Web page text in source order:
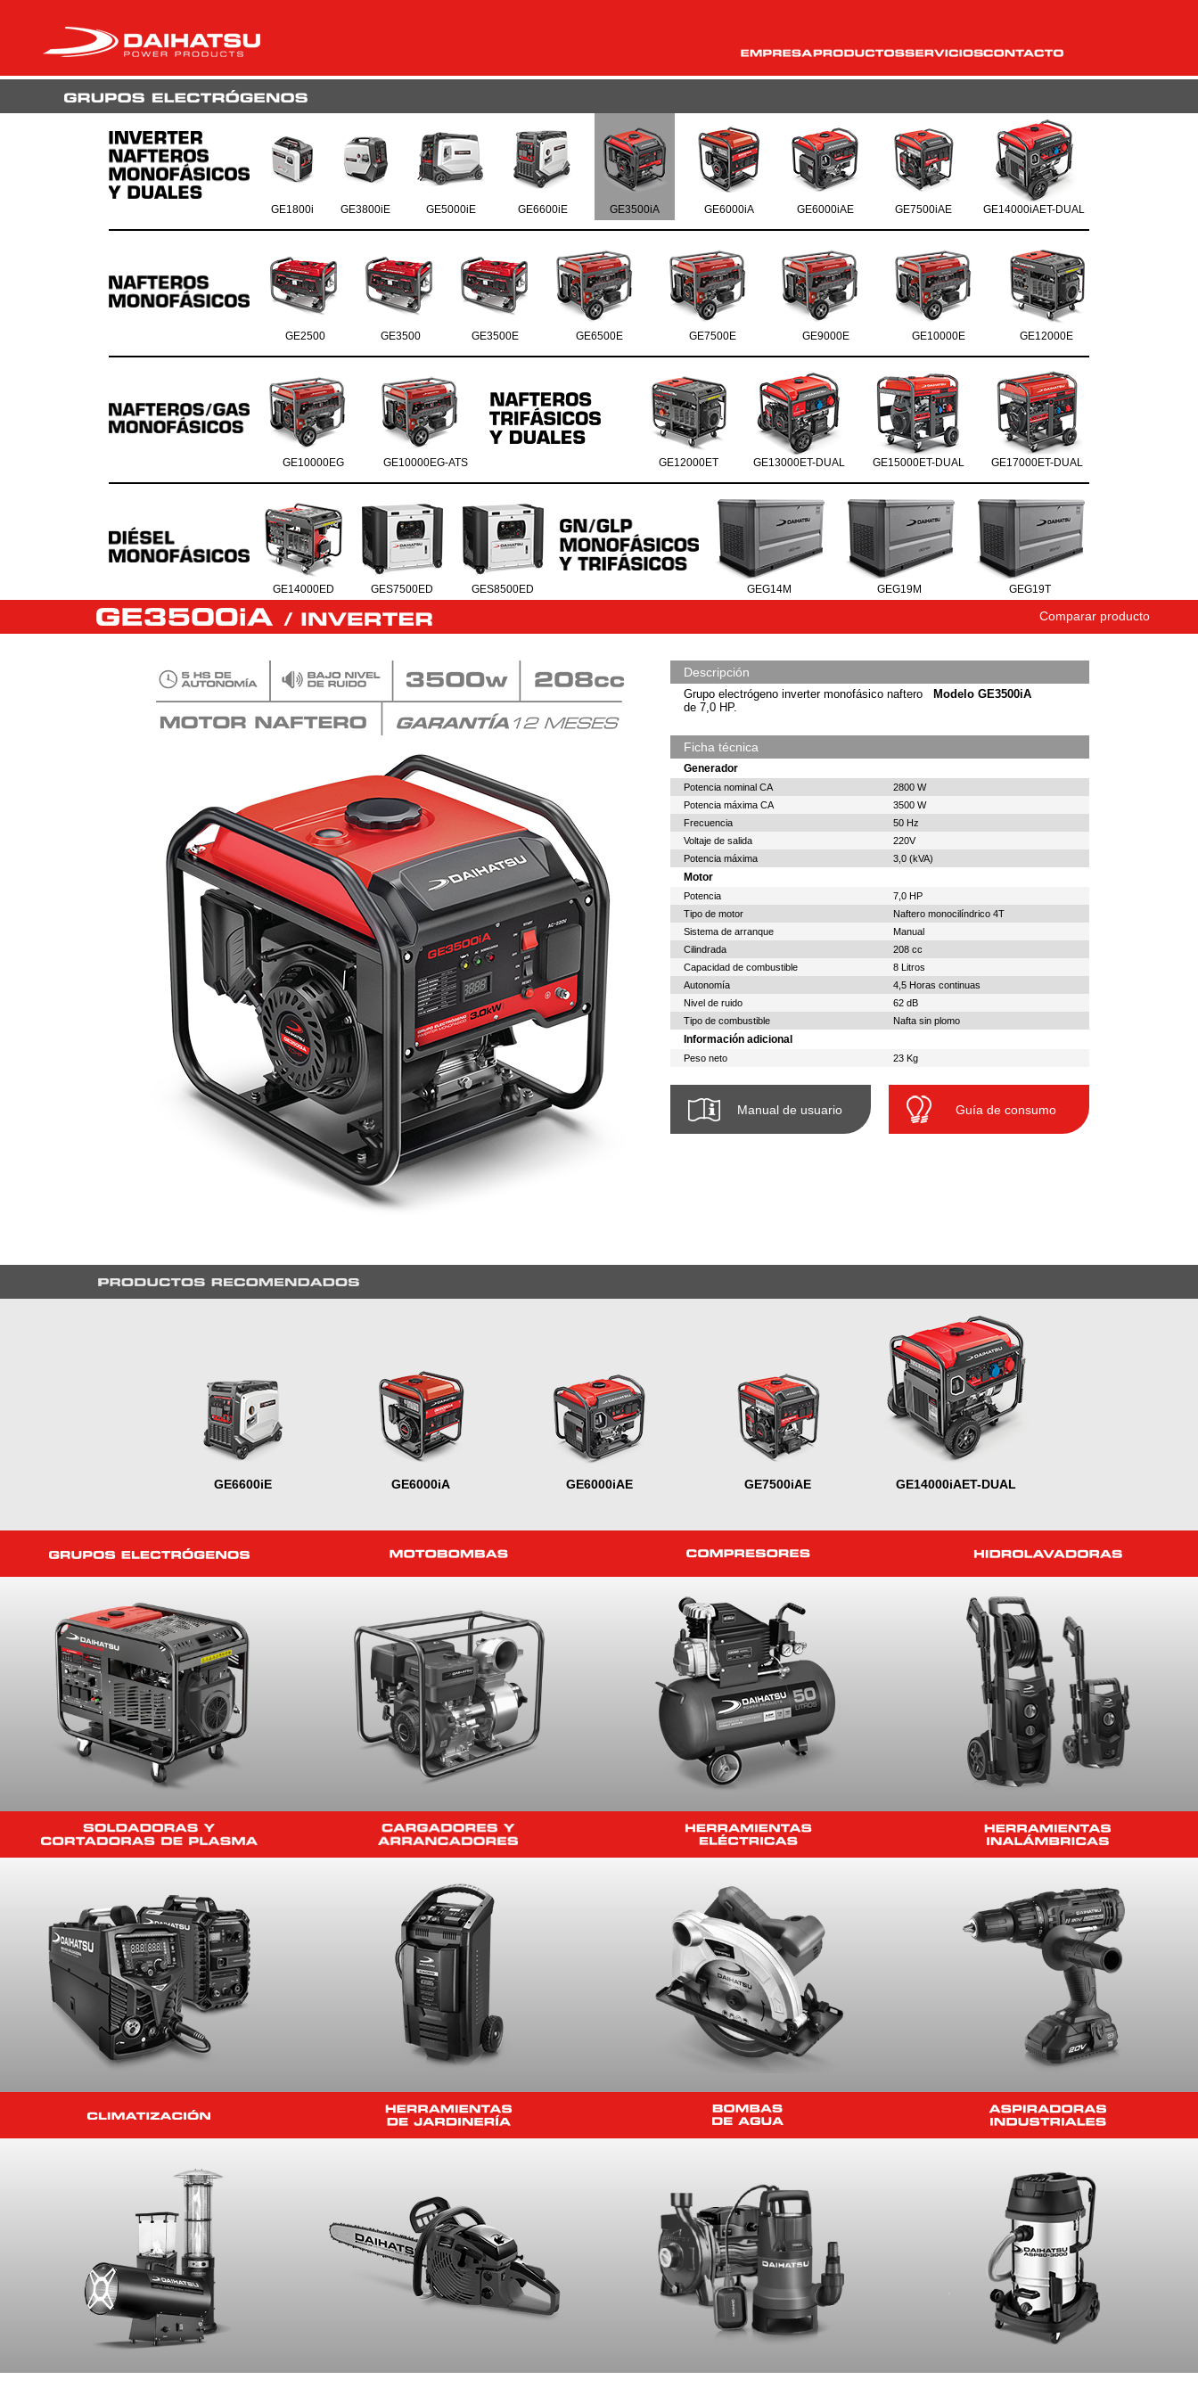
GE1800i GE3800iE GE5000iE GE6600iE GE3500iA GE6000iA GE6000iAE GE7500iAE GE14000iAET-DUAL
GE2500 GE3500 GE3500E GE6500E GE7500E GE9000E GE10000E GE12000E
GE10000EG GE10000EG-ATS GE12000ET GE13000ET-DUAL GE15000ET-DUAL GE17000ET-DUAL
GE14000ED GES7500ED GES8500ED GEG14M GEG19M GEG19T
Comparar producto
Descripción
Grupo electrógeno inverter monofásico naftero
de 7,0 HP.
Modelo GE3500iA
Ficha técnica
Generador
Potencia nominal CA
2800 W
Potencia máxima CA
3500 W
Frecuencia
50 Hz
Voltaje de salida
220V
Potencia máxima
3,0 (kVA)
Motor
Potencia
7,0 HP
Tipo de motor
Naftero monocilíndrico 4T
Sistema de arranque
Manual
Cilindrada
208 cc
Capacidad de combustible
8 Litros
Autonomía
4,5 Horas continuas
Nivel de ruido
62 dB
Tipo de combustible
Nafta sin plomo
Información adicional
Peso neto 23 Kg
Manual de usuario Guía de consumo
GE6600iE GE6000iA GE6000iAE GE7500iAE GE14000iAET-DUAL